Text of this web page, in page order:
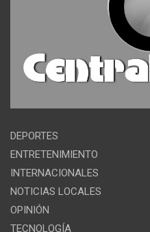
DEPORTES
ENTRETENIMIENTO
INTERNACIONALES
NOTICIAS LOCALES
OPINIÓN
TECNOLOGÍA